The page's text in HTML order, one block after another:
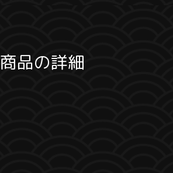
商品の詳細